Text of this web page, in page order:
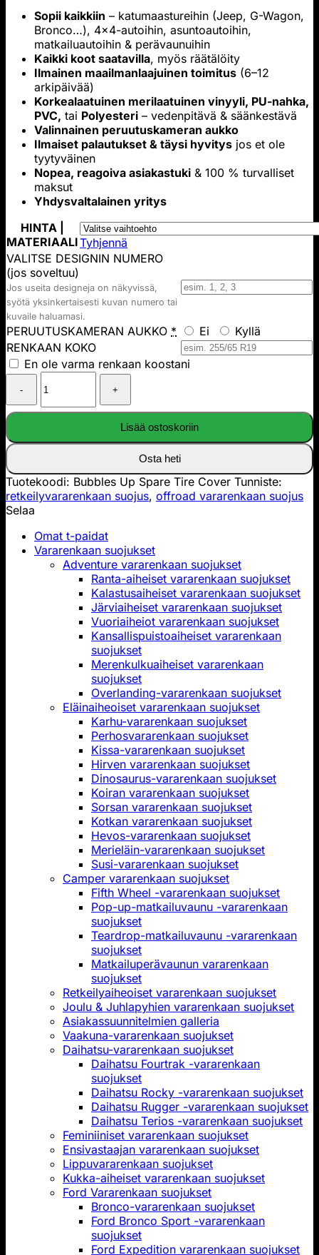
–
$199.00
Sopii kaikkiin – katumaastureihin (Jeep, G-Wagon,
Bronco…), 4x4-autoihin, asuntoautoihin,
matkailuautoihin & perävaunuihin
Kaikki koot saatavilla, myös räätälöity
Ilmainen maailmanlaajuinen toimitus (6–12
arkipäivää)
Korkealaatuinen merilaatuinen vinyyli, PU-nahka,
PVC, tai Polyesteri – vedenpitävä & säänkestävä
Valinnainen peruutuskameran aukko
Ilmaiset palautukset & täysi hyvitys jos et ole
tyytyväinen
Nopea, reagoiva asiakastuki & 100 % turvalliset
maksut
Yhdysvaltalainen yritys
HINTA |
MATERIAALITyhjennä
VALITSE DESIGNIN NUMERO
(jos soveltuu)
Jos useita designeja on näkyvissä,
syötä yksinkertaisesti kuvan numero tai
kuvaile haluamasi.
PERUUTUSKAMERAN AUKKO * Ei
Kyllä
RENKAAN KOKO
En ole varma renkaan koostani
Up
Spare
Lisää ostoskoriin
Osta heti
Tuotekoodi: Bubbles Up Spare Tire Cover Tunniste:
retkeilyvararenkaan suojus, offroad vararenkaan suojus
Selaa
Omat t-paidat
Vararenkaan suojukset
Adventure vararenkaan suojukset
Ranta-aiheiset vararenkaan suojukset
Kalastusaiheiset vararenkaan suojukset
Järviaiheiset vararenkaan suojukset
Vuoriaiheiot vararenkaan suojukset
Kansallispuistoaiheiset vararenkaan
suojukset
Merenkulkuaiheiset vararenkaan
suojukset
Overlanding-vararenkaan suojukset
Eläinaiheoiset vararenkaan suojukset
Karhu-vararenkaan suojukset
Perhosvararenkaan suojukset
Kissa-vararenkaan suojukset
Hirven vararenkaan suojukset
Dinosaurus-vararenkaan suojukset
Koiran vararenkaan suojukset
Sorsan vararenkaan suojukset
Kotkan vararenkaan suojukset
Hevos-vararenkaan suojukset
Merieläin-vararenkaan suojukset
Susi-vararenkaan suojukset
Camper vararenkaan suojukset
Fifth Wheel -vararenkaan suojukset
Pop-up-matkailuvaunu -vararenkaan
suojukset
Teardrop-matkailuvaunu -vararenkaan
suojukset
Matkailuperävaunun vararenkaan
suojukset
Retkeilyaiheoiset vararenkaan suojukset
Joulu & Juhlapyhien vararenkaan suojukset
Asiakassuunnitelmien galleria
Vaakuna-vararenkaan suojukset
Daihatsu-vararenkaan suojukset
Daihatsu Fourtrak -vararenkaan
suojukset
Daihatsu Rocky -vararenkaan suojukset
Daihatsu Rugger -vararenkaan suojukset
Daihatsu Terios -vararenkaan suojukset
Feminiiniset vararenkaan suojukset
Ensivastaajan vararenkaan suojukset
Lippuvararenkaan suojukset
Kukka-aiheiset vararenkaan suojukset
Ford Vararenkaan suojukset
Bronco-vararenkaan suojukset
Ford Bronco Sport -vararenkaan
suojukset
Ford Expedition vararenkaan suojukset